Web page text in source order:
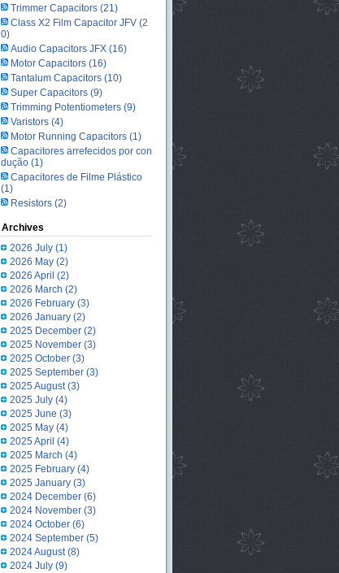
Trimmer Capacitors(21)
Class X2 Film Capacitor JFV(2
0)
Audio Capacitors JFX(16)
Motor Capacitors (16)
Tantalum Capacitors(10)
Super Capacitors(9)
Trimming Potentiometers(9)
Varistors(4)
Motor Running Capacitors(1)
Capacitores arrefecidos por con
dução(1)
Capacitores de Filme Plástico
(1)
Resistors(2)
Archives
2026 July(1)
2026 May(2)
2026 April (2)
2026 March (2)
2026 February(3)
2026 January(2)
2025 December(2)
2025 November(3)
2025 October(3)
2025 September(3)
2025 August(3)
2025 July(4)
2025 June (3)
2025 May(4)
2025 April (4)
2025 March (4)
2025 February(4)
2025 January(3)
2024 December(6)
2024 November(3)
2024 October(6)
2024 September(5)
2024 August(8)
2024 July(9)